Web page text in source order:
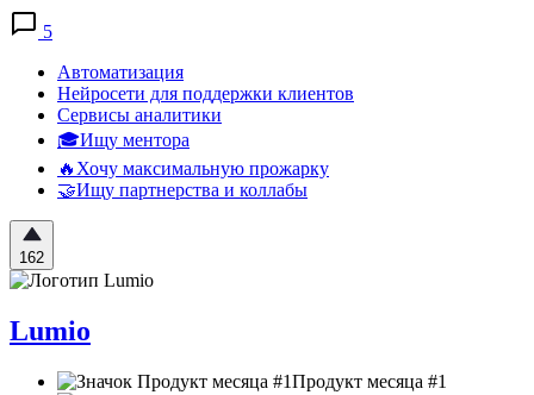
5
Автоматизация
Нейросети для поддержки клиентов
Сервисы аналитики
🎓Ищу ментора
🔥Хочу максимальную прожарку
🤝Ищу партнерства и коллабы
162
Lumio
Продукт месяца #1